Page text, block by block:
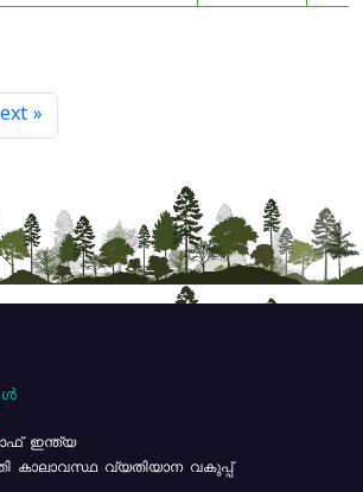
»
ഇന്ത്യ
കാലാവസ്ഥ വ്യതിയാന വകുപ്പ്